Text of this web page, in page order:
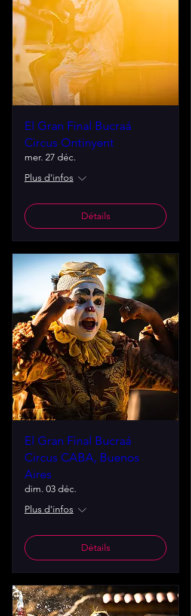
El Gran Final Bucraá
Circus Ontinyent
mer. 27 déc.
Plus d'infos
Détails
El Gran Final Bucraá
Circus CABA, Buenos
Aires
dim. 03 déc.
Plus d'infos
Détails